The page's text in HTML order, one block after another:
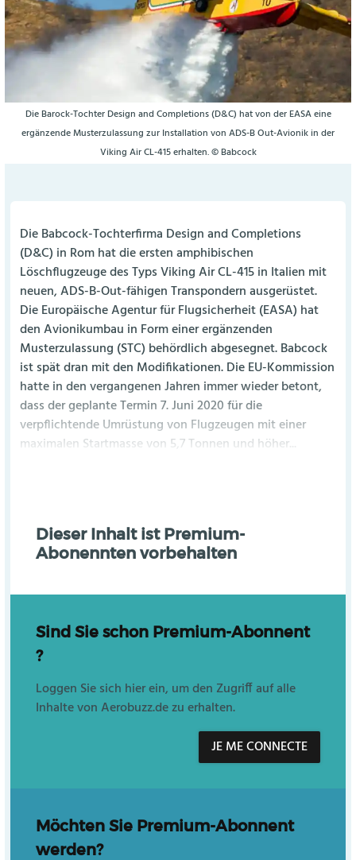
Die Barock-Tochter Design and Completions (D&C) hat von der EASA eine
ergänzende Musterzulassung zur Installation von ADS-B Out-Avionik in der
Viking Air CL-415 erhalten. © Babcock
Die Babcock-Tochterfirma Design and Completions
(D&C) in Rom hat die ersten amphibischen
Löschflugzeuge des Typs Viking Air CL-415 in Italien mit
neuen, ADS-B-Out-fähigen Transpondern ausgerüstet.
Die Europäische Agentur für Flugsicherheit (EASA) hat
den Avionikumbau in Form einer ergänzenden
Musterzulassung (STC) behördlich abgesegnet. Babcock
ist spät dran mit den Modifikationen. Die EU-Kommission
hatte in den vergangenen Jahren immer wieder betont,
dass der geplante Termin 7. Juni 2020 für die
verpflichtende Umrüstung von Flugzeugen mit einer
maximalen Startmasse von 5,7 Tonnen und höher...
Dieser Inhalt ist Premium-
Abonennten vorbehalten
Sind Sie schon Premium-Abonnent
?
Loggen Sie sich hier ein, um den Zugriff auf alle
Inhalte von Aerobuzz.de zu erhalten.
JE ME CONNECTE
Möchten Sie Premium-Abonnent
werden?